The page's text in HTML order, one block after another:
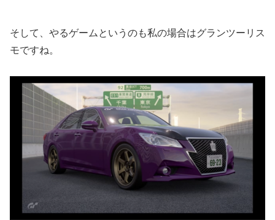
そして、やるゲームというのも私の場合はグランツーリス
モですね。